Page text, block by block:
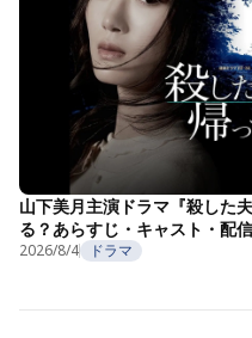
山下美月主演ドラマ『殺した
る？あらすじ・キャスト・配
2026/8/4 ドラマ